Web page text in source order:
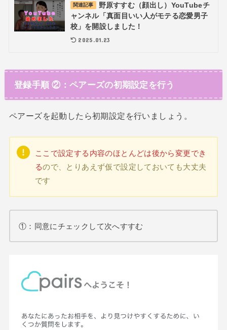
関連記事
野原すすむ（顔出し）YouTubeチ
ャンネル「真面目いい人がモテる恋愛男子
校」を開設しました！
2025.01.23
登録手順 ②：ペアーズの初期設定を行う
ペアーズを起動したら初期設定を行いましょう。
ここで設定する内容のほとんどは後から変更でき
るので、とりあえず仮で設定しておいても大丈夫
です
①：同意にチェックして次へすすむ